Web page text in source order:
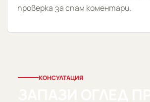
проверка за спам коментари.
КОНСУЛТАЦИЯ